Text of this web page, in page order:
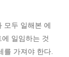
모두 일해본 에
일임하는 것
를 가져야 한다.